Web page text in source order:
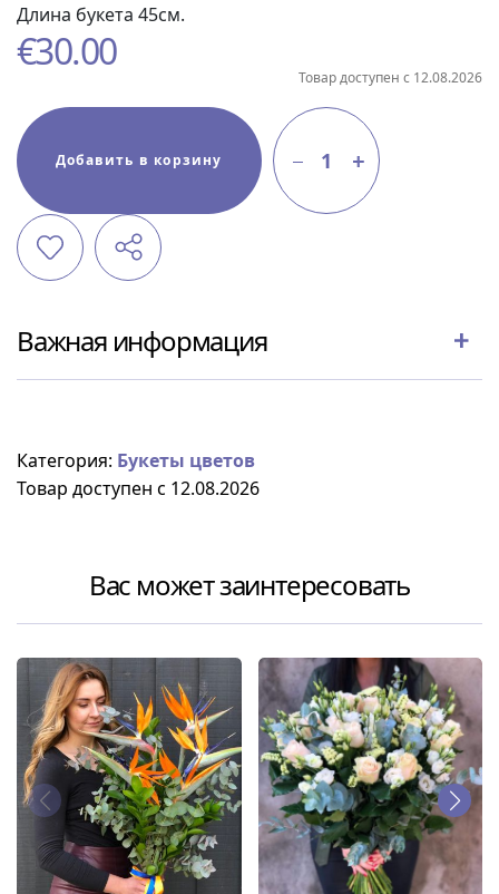
Длина букета 45см.
€30.00
Товар доступен с 12.08.2026
Добавить в корзину 1
Важная информация
Категория: Букеты цветов
Товар доступен с 12.08.2026
Вас может заинтересовать